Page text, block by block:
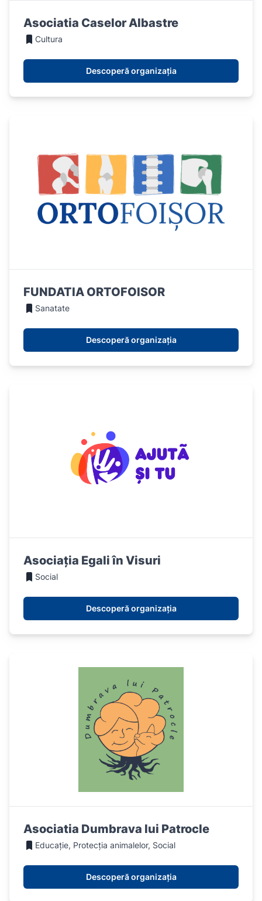
Asociatia Caselor Albastre
Cultura
Descoperă organizația
FUNDATIA ORTOFOISOR
Sanatate
Descoperă organizația
Asociația Egali în Visuri
Social
Descoperă organizația
Asociatia Dumbrava lui Patrocle
Educație, Protecția animalelor, Social
Descoperă organizația